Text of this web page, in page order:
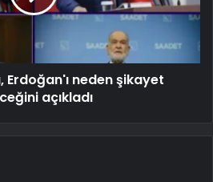
neden şikayet
açıkladı